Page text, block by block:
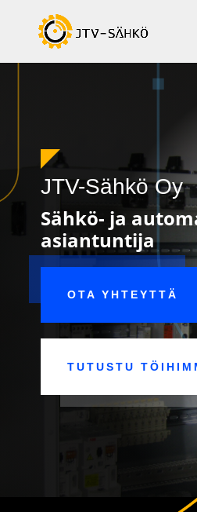
JTV-Sähkö Oy
Sähkö- ja
asiantuntija
OTA YHTEYTTÄ
TUTUSTU